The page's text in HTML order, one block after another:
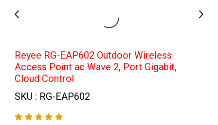
Reyee RG-EAP602 Outdoor Wireless
Access Point ac Wave 2, Port Gigabit,
Cloud Control
SKU : RG-EAP602